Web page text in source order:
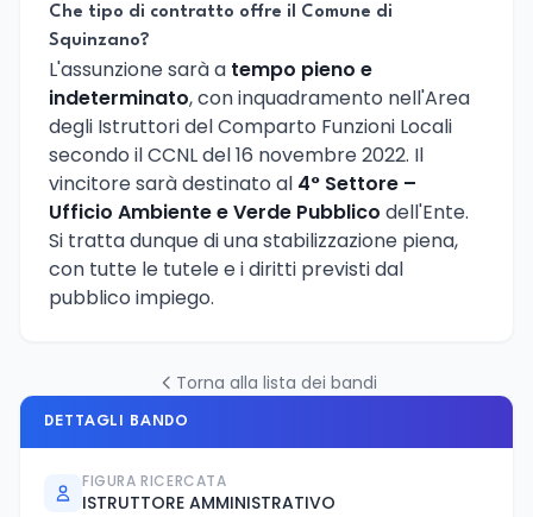
Che tipo di contratto offre il Comune di
Squinzano?
L'assunzione sarà a tempo pieno e
indeterminato, con inquadramento nell'Area
degli Istruttori del Comparto Funzioni Locali
secondo il CCNL del 16 novembre 2022. Il
vincitore sarà destinato al 4° Settore –
Ufficio Ambiente e Verde Pubblico dell'Ente.
Si tratta dunque di una stabilizzazione piena,
con tutte le tutele e i diritti previsti dal
pubblico impiego.
Torna alla lista dei bandi
DETTAGLI BANDO
FIGURA RICERCATA
ISTRUTTORE AMMINISTRATIVO